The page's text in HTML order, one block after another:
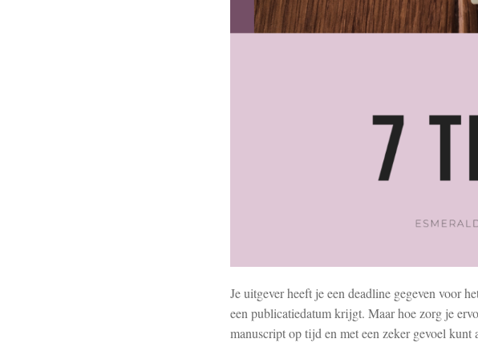
Je uitgever heeft je een deadline gegeven voor
een publicatiedatum krijgt. Maar hoe zorg je
manuscript op tijd en met een zeker gevoel kunt